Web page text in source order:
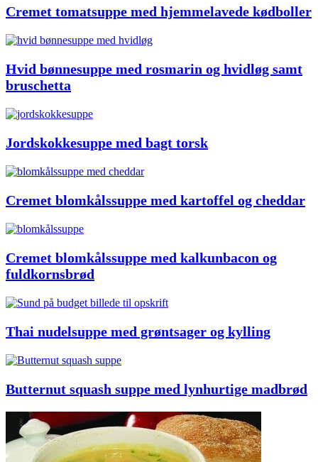
Cremet tomatsuppe med hjemmelavede kødboller
Hvid bønnesuppe med rosmarin og hvidløg samt
bruschetta
Jordskokkesuppe med bagt torsk
Cremet blomkålssuppe med kartoffel og cheddar
Cremet blomkålssuppe med kalkunbacon og
fuldkornsbrød
Thai nudelsuppe med grøntsager og kylling
Butternut squash suppe med lynhurtige madbrød